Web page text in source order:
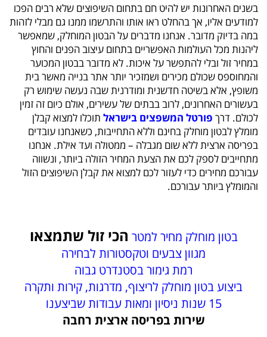
בשנים האחרונות יש להיט חם בתחום השיפוצים שלא רבים הפכו
למודעים אליו, אך בהחלט ראו אותו והתרשמו ממנו גם מבלי לזהות
במה בדיוק מדובר. אנחנו מדברים על הבטון המוחלק, שמאפשר
ליהנות מכל העולמות האפשריים בתחום עיצוב הפנים והחוץ
במחיר זול ובלי להתפשר על איכות. לא מדובר בבטון המכוער
והמחוספס שכולם מכירים ושמזכיר יותר אתר בנייה מאשר בית
משופץ, אלא בשיטה חדשנית ומודרנית שבה נעשה שימוש רק
בעשורים האחרונים, לרוב בבתים של עשירים, אולם כיום זה זמין
לכולם. דרך פורטל המשפצים בישראל תוכלו למצוא קבלן
מומלץ לבטון מוחלק בחינם וללא התחייבות, כשאנחנו עובדים
בפריסה ארצית ללא שום מגבלה – ממטולה ועד אילת. אנחנו
מתחייבים לספק לכם את הצעת המחיר הזולה ביותר, ונשווה
עבורכם מחירים כדי לעזור לכם למצוא את קבלן השיפוצים הזול
והמומלץ ביותר עבורכם.
בטון מוחלק מחיר למטר הכי זול שתמצאו
מגוון צבעים וטקסטורות לבחירה
רמת גימור בסטנדרט גבוה
ביצוע בטון מוחלק לריצוף, מדרגות, קירות ותקרה
15 שנות ניסיון ומאות עבודות שביצענו
שירות בפריסה ארצית רחבה